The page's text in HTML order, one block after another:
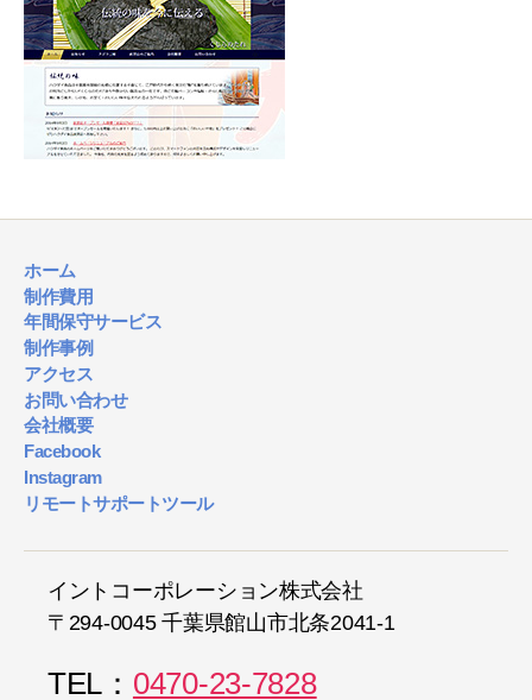
株
式
会
社
ホーム
制作費用
年間保守サービス
制作事例
アクセス
お問い合わせ
会社概要
Facebook
Instagram
リモートサポートツール
イントコーポレーション株式会社
〒294-0045 千葉県館山市北条2041-1
TEL： 0470-23-7828